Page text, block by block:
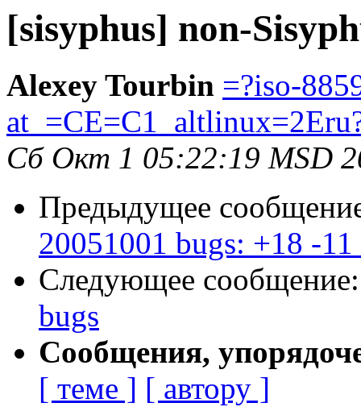
[sisyphus] non-
Alexey Tourbin =?iso-
Сб Окт 1 05:22:19 MSD
Предыдущее
20051001 bugs: +18 -
Следующее
bugs
Сообщения,
[ теме ] [ автору ]